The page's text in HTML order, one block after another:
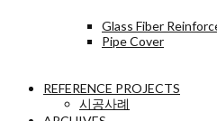
Glass Fiber
Pipe Cover
REFERENCE PROJECTS
시공사례